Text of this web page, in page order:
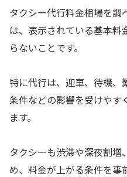
タクシー代行料金相場を調
は、表示されている基本料
らないことです。
特に代行は、迎車、待機
条件などの影響を受けやす
ます。
タクシーも渋滞や深夜割増
め、料金が上がる条件を事